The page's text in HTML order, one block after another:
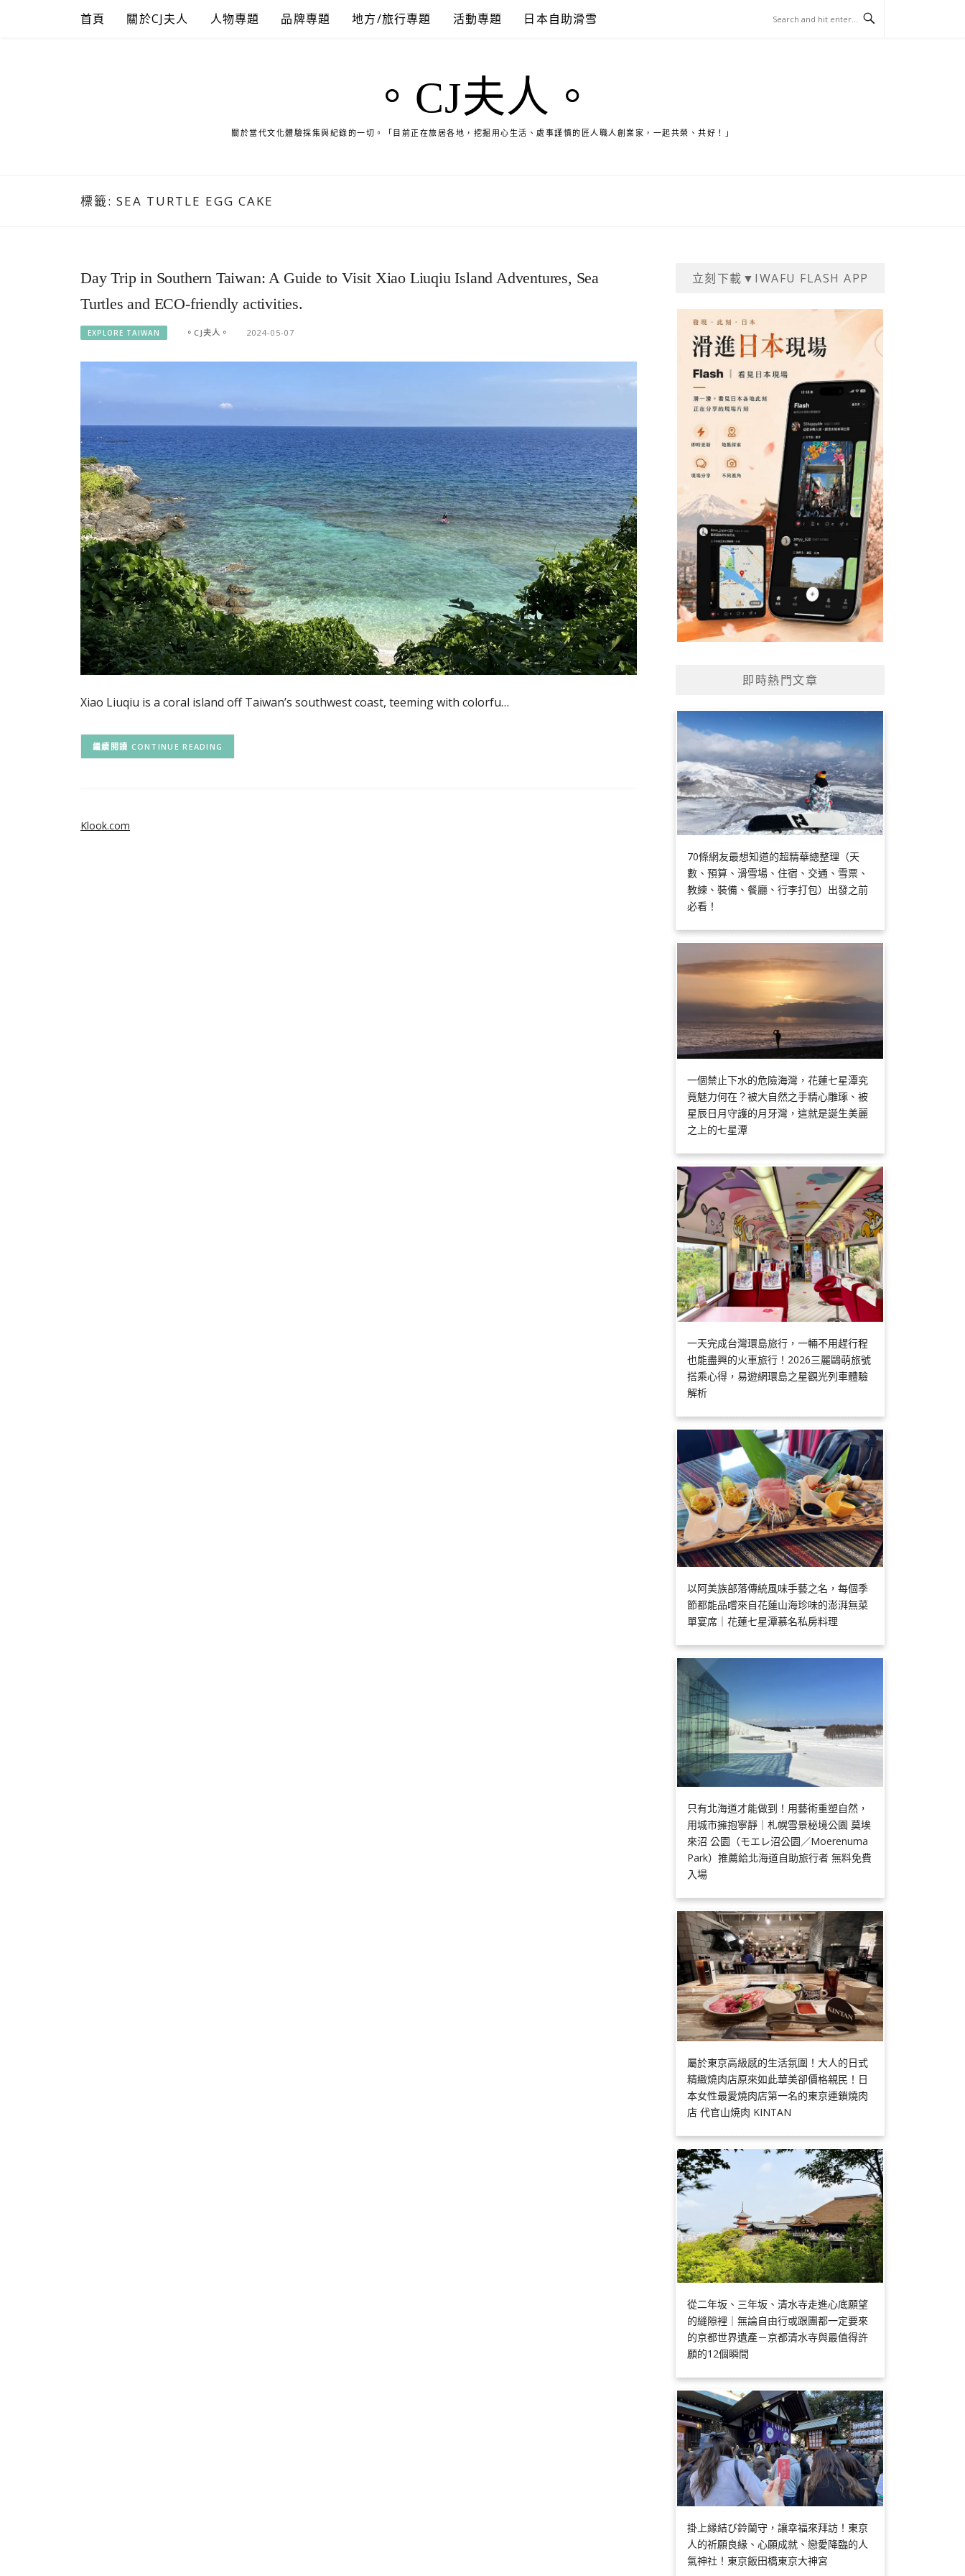
首頁 關於CJ夫人 人物專題 品牌專題 地方/旅行專題 活動專題 日本自助滑雪
。CJ夫人。
關於當代文化體驗採集與紀錄的一切。「目前正在旅居各地，挖掘用心生活、處事謹慎的匠人職人創業家，一起共榮、共好！」
標籤: SEA TURTLE EGG CAKE
Day Trip in Southern Taiwan: A Guide to Visit Xiao Liuqiu Island Adventures, Sea
Turtles and ECO-friendly activities.
EXPLORE TAIWAN 。CJ夫人。 2024-05-07
Xiao Liuqiu is a coral island off Taiwan’s southwest coast, teeming with colorfu…
CONTINUE READING
立刻下載▼IWAFU FLASH APP
即時熱門文章
70條網友最想知道的超精華總整理（天
數、預算、滑雪場、住宿、交通、雪票、
教練、裝備、餐廳、行李打包）出發之前
必看！
一個禁止下水的危險海灣，花蓮七星潭究
竟魅力何在？被大自然之手精心雕琢、被
星辰日月守護的月牙灣，這就是誕生美麗
之上的七星潭
一天完成台灣環島旅行，一輛不用趕行程
也能盡興的火車旅行！2026三麗鷗萌旅號
搭乘心得，易遊網環島之星觀光列車體驗
解析
以阿美族部落傳統風味手藝之名，每個季
節都能品嚐來自花蓮山海珍味的澎湃無菜
單宴席｜花蓮七星潭慕名私房料理
只有北海道才能做到！用藝術重塑自然，
用城市擁抱寧靜｜札幌雪景秘境公園 莫埃
來沼 公園（モエレ沼公園／Moerenuma
Park）推薦給北海道自助旅行者 無料免費
入場
屬於東京高級感的生活氛圍！大人的日式
精緻燒肉店原來如此華美卻價格親民！日
本女性最愛燒肉店第一名的東京連鎖燒肉
店 代官山焼肉 KINTAN
從二年坂、三年坂、清水寺走進心底願望
的縫隙裡｜無論自由行或跟團都一定要來
的京都世界遺產－京都清水寺與最值得許
願的12個瞬間
掛上縁結び鈴蘭守，讓幸福來拜訪！東京
人的祈願良緣、心願成就、戀愛降臨的人
氣神社！東京飯田橋東京大神宮
Klook.com